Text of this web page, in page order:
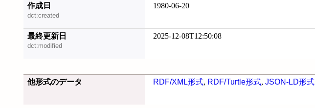
作成日
dct:created
1980-06-20
最終更新日
dct:modified
2025-12-08T12:50:08
他形式のデータ RDF/XML形式, RDF/Turtle形式, JSON-LD形式